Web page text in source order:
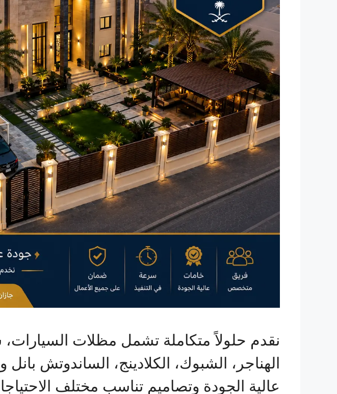
نقدم حلولاً متكاملة تشمل مظلات السيارات،
الهناجر، الشبوك، الكلادينج، الساندوتش
عالية الجودة وتصاميم تناسب مختلف